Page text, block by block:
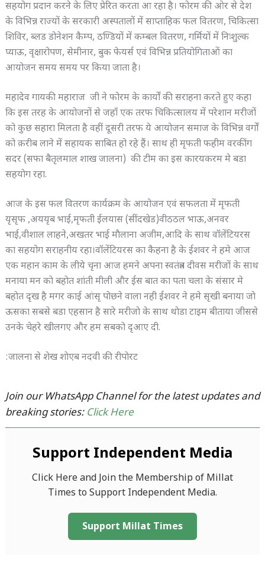
सहयोग प्रदान करने के लिए प्रेरित करता आ रहा है। फोरम की ओर से देश
के विभिन्न राज्यों के सरकारी अस्पतालों में साप्ताहिक फल वितरण, चिकित्सा
शिविर, ब्लड डोनेशन कैम्प, ठण्डियों में कम्बल वितरण, गर्मियों में निःशुल्क
प्याऊ, वृक्षारोपण, सेमीनार, बुक फेयर्स एवं विभिन्न प्रतियोगिताओं का
आयोजन समय समय पर किया जाता है।
महादेव गायकी महाराज जी ने फोरम के कार्यों की सराहना करते हुए कहा
कि इस तरह के आयोजनों से जहाँ एक तरफ चिकित्सालय में परेशान मरीजों
को कुछ सहारा मिलता है वहीं दूसरी तरफ ये आयोजन समाज के विभिन्न वर्गों
को क़रीब लाने में सहायक साबित हो रहे हैं। साथ ही मृफती फहीम वरकींग
सदर (सफा बैतृलमाल शाख जालना) की टीम का इस कारयकरम मे बडा
सहयाेग रहा.
आज के इस फल वितरण कार्यक्रम के आयोजन एवं सफलता में मृफती
यृसृफ ,अययृब भाई,मृफती ईलयास (सींदखेड)वीठठल भाऊ,अनवर
भाई,वीशाल लाहने,अखतर भाई माैलाना अजीम,आदि के साथ वॉलेंटियरस
का सहयोग सराहनीय रहा।वॉलेंटियरस का कैहना है के ईशवर ने हमे आज
एक महान काम के लीये चृना आज हमने अपना स्वतंत्रत दीवस मरीजाें के साथ
मनाया मन काे बहाेत शांती मीली और ईस बात का पता चला के संसार मे
बहाेत दृख है मगर काई आंसृ पाेछने वाला नही ईशवर ने हमे सृखी बनाया जाे
ऊसका सबसे बडा एहसान है सारे मरीजाे के साथ थाेडा टाइम बीताया जीससे
उनके चेहरे खीलगए और हम सबकाे दृआए दी.
:जालना से शेख शाेएब नदवी की रीपाेरट
Join our WhatsApp Channel for the latest updates and
breaking stories: Click Here
Support Independent Media
Click Here and Join the Membership of Millat
Times to Support Independent Media.
Support Millat Times